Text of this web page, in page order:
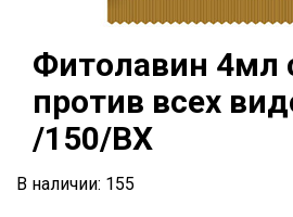
Фитолавин 4мл
против всех
/150/ВХ
В наличии: 155